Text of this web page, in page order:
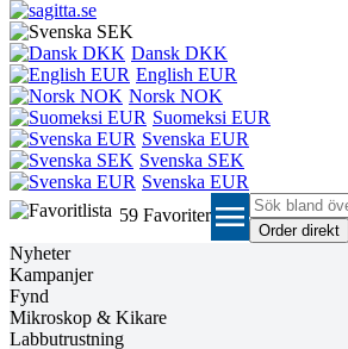
Dansk DKK
English EUR
Norsk NOK
Suomeksi EUR
Svenska EUR
Svenska SEK
Svenska EUR
59 Favoriter menu
Nyheter
Kampanjer
Fynd
Mikroskop & Kikare
Labbutrustning